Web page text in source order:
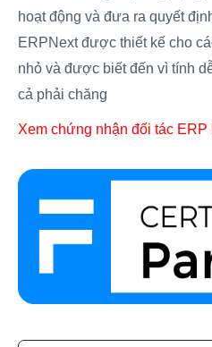
hoạt động và đưa ra quyết
ERPNext được thiết kế cho
nhỏ và được biết đến vì tính
cả phải chăng
Xem chứng nhận đối tác ERP